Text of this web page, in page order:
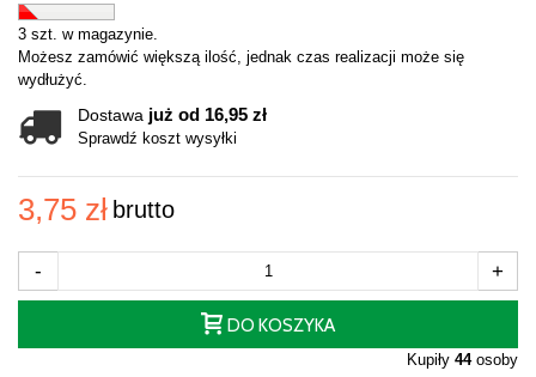
3 szt. w magazynie.
Możesz zamówić większą ilość, jednak czas realizacji może się
wydłużyć.
Dostawa już od 16,95 zł
Sprawdź koszt wysyłki
3,75 zł brutto
- +
DO KOSZYKA
Kupiły 44osoby